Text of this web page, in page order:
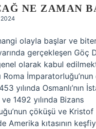
NE ZAMAN
2024
olayla başlar ve
gerçekleşen Göç
olarak kabul
Roma
yılında Osmanlı’nın
1492 yılında Bizans
çöküşü ve Kristof
Amerika kıtasının